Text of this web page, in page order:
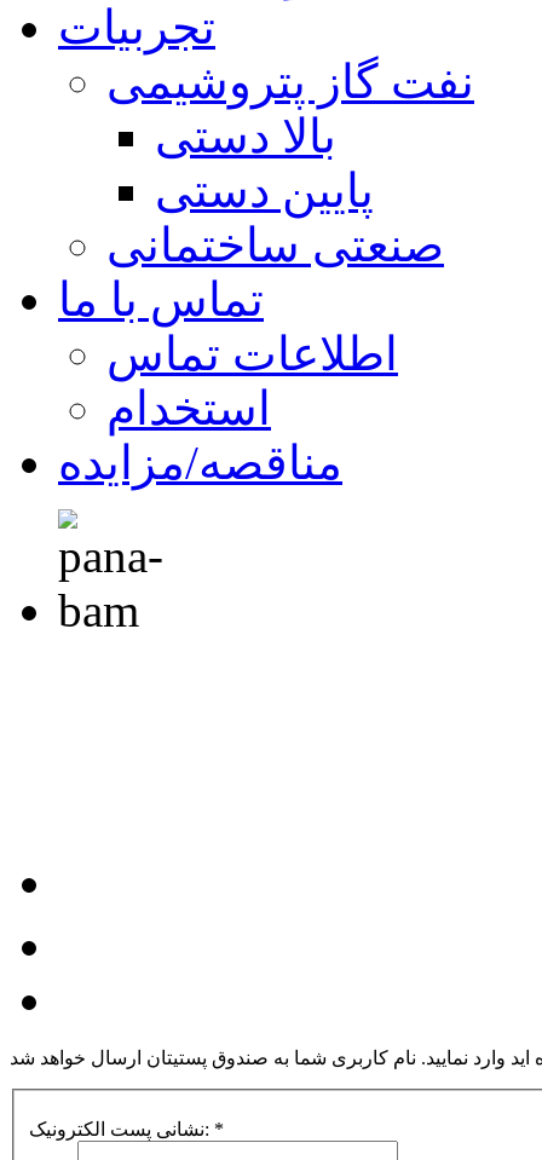
تجربیات
نفت گاز پتروشیمی
بالا دستی
پایین دستی
صنعتی ساختمانی
تماس با ما
اطلاعات تماس
استخدام
مناقصه/مزایده
اید وارد نمایید. نام کاربری شما به صندوق پستیتان ارسال خواهد شد
نشانی پست الکترونیک: *